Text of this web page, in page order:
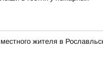
жителя в